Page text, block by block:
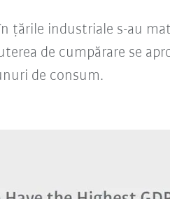
țările industriale s-au
de cumpărare se
de consum.